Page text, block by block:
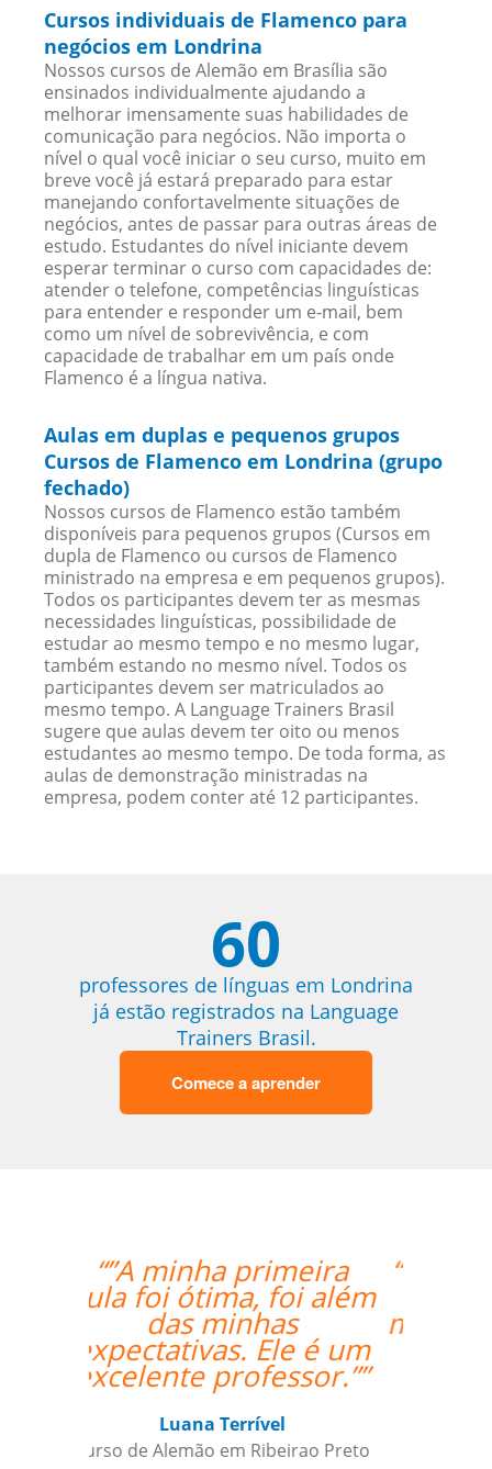
Cursos individuais de Flamenco para
negócios em Londrina
Nossos cursos de Alemão em Brasília são
ensinados individualmente ajudando a
melhorar imensamente suas habilidades de
comunicação para negócios. Não importa o
nível o qual você iniciar o seu curso, muito em
breve você já estará preparado para estar
manejando confortavelmente situações de
negócios, antes de passar para outras áreas de
estudo. Estudantes do nível iniciante devem
esperar terminar o curso com capacidades de:
atender o telefone, competências linguísticas
para entender e responder um e-mail, bem
como um nível de sobrevivência, e com
capacidade de trabalhar em um país onde
Flamenco é a língua nativa.
Aulas em duplas e pequenos grupos
Cursos de Flamenco em Londrina (grupo
fechado)
Nossos cursos de Flamenco estão também
disponíveis para pequenos grupos (Cursos em
dupla de Flamenco ou cursos de Flamenco
ministrado na empresa e em pequenos grupos).
Todos os participantes devem ter as mesmas
necessidades linguísticas, possibilidade de
estudar ao mesmo tempo e no mesmo lugar,
também estando no mesmo nível. Todos os
participantes devem ser matriculados ao
mesmo tempo. A Language Trainers Brasil
sugere que aulas devem ter oito ou menos
estudantes ao mesmo tempo. De toda forma, as
aulas de demonstração ministradas na
empresa, podem conter até 12 participantes.
60
professores de línguas em Londrina
já estão registrados na Language
Trainers Brasil.
Comece a aprender
“”O professor é muito
atencioso e o Skype
me permite ter acesso
às licões onde quer
que esteja.””
Nazário Ismael Meguigy
Curso de Árabe em Aracaju